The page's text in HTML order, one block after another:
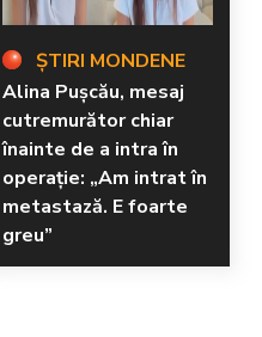
ȘTIRI MONDENE
Alina Pușcău, mesaj
cutremurător chiar
înainte de a intra în
operație: „Am intrat în
metastază. E foarte
greu”